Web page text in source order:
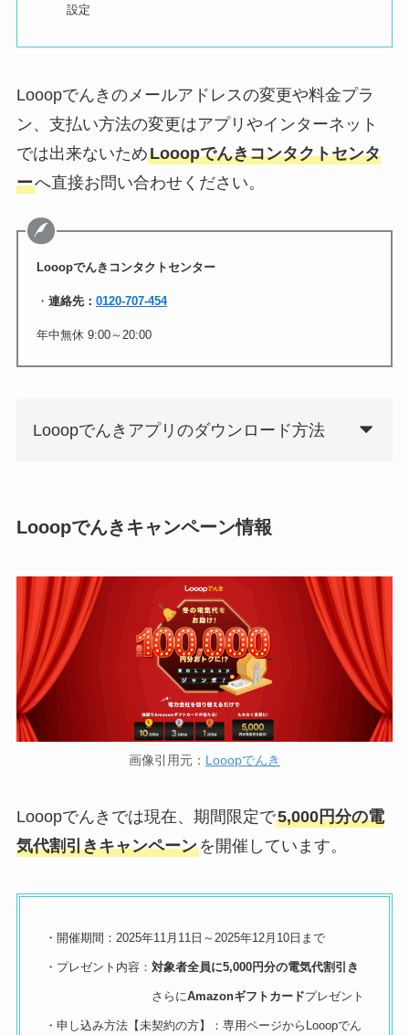
設定
Looopでんきのメールアドレスの変更や料金プラ
ン、支払い方法の変更はアプリやインターネット
では出来ないためLooopでんきコンタクトセンタ
ーへ直接お問い合わせください。
Looopでんきコンタクトセンター
・連絡先：0120-707-454
年中無休 9:00～20:00
Looopでんきアプリのダウンロード方法
Looopでんきキャンペーン情報
画像引用元： Looopでんき
Looopでんきでは現在、期間限定で5,000円分の電
気代割引きキャンペーンを開催しています。
・開催期間：2025年11月11日～2025年12月10日まで
・プレゼント内容： 対象者全員に5,000円分の電気代割引き
さらにAmazonギフトカードプレゼント
・申し込み方法【未契約の方】：専用ページからLooopでん